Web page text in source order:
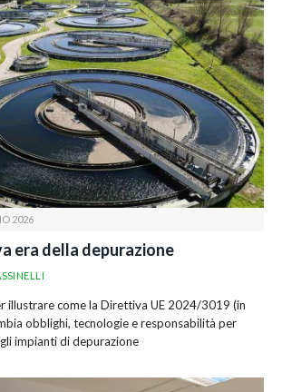
2026
era della depurazione
illustrare come la Direttiva UE 2024/3019 (in
obblighi, tecnologie e responsabilità per
impianti di depurazione